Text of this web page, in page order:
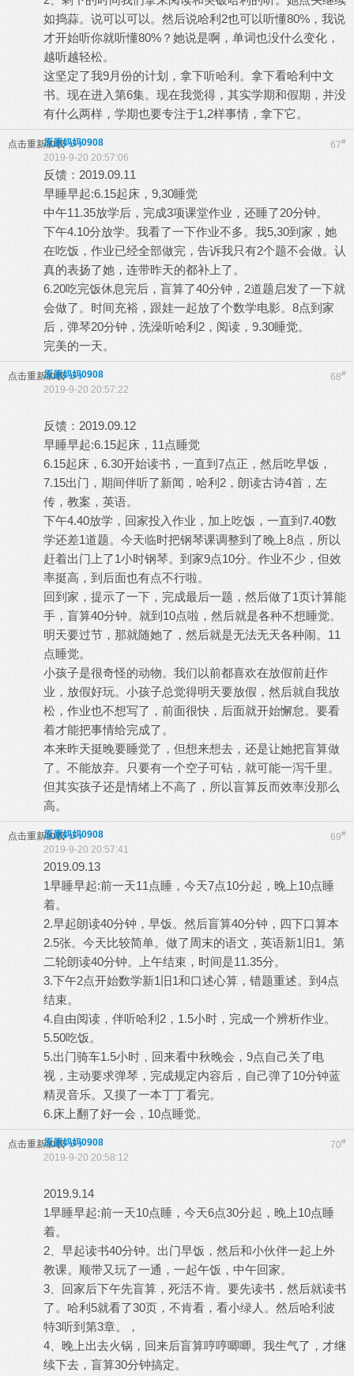
如捣蒜。说可以可以。然后说哈利2也可以听懂80%，我说
才开始听你就听懂80%？她说是啊，单词也没什么变化，
越听越轻松。
这坚定了我9月份的计划，拿下听哈利。拿下看哈利中文
书。现在进入第6集。现在我觉得，其实学期和假期，并没
有什么两样，学期也要专注于1,2样事情，拿下它。
点击重新加载 67#
原原妈妈0908
2019-9-20 20:57:06
反馈：2019.09.11
早睡早起:6.15起床，9,30睡觉
中午11.35放学后，完成3项课堂作业，还睡了20分钟。
下午4.10分放学。我看了一下作业不多。我5,30到家，她
在吃饭，作业已经全部做完，告诉我只有2个题不会做。认
真的表扬了她，连带昨天的都补上了。
6.20吃完饭休息完后，盲算了40分钟，2道题启发了一下就
会做了。时间充裕，跟娃一起放了个数学电影。8点到家
后，弹琴20分钟，洗澡听哈利2，阅读，9.30睡觉。
完美的一天。
点击重新加载 68#
原原妈妈0908
2019-9-20 20:57:22
反馈：2019.09.12
早睡早起:6.15起床，11点睡觉
6.15起床，6.30开始读书，一直到7点正，然后吃早饭，
7.15出门，期间伴听了新闻，哈利2，朗读古诗4首，左
传，教案，英语。
下午4.40放学，回家投入作业，加上吃饭，一直到7.40数
学还差1道题。今天临时把钢琴课调整到了晚上8点，所以
赶着出门上了1小时钢琴。到家9点10分。作业不少，但效
率挺高，到后面也有点不行啦。
回到家，提示了一下，完成最后一题，然后做了1页计算能
手，盲算40分钟。就到10点啦，然后就是各种不想睡觉。
明天要过节，那就随她了，然后就是无法无天各种闹。11
点睡觉。
小孩子是很奇怪的动物。我们以前都喜欢在放假前赶作
业，放假好玩。小孩子总觉得明天要放假，然后就自我放
松，作业也不想写了，前面很快，后面就开始懈怠。要看
着才能把事情给完成了。
本来昨天挺晚要睡觉了，但想来想去，还是让她把盲算做
了。不能放弃。只要有一个空子可钻，就可能一泻千里。
但其实孩子还是情绪上不高了，所以盲算反而效率没那么
高。
点击重新加载 69#
原原妈妈0908
2019-9-20 20:57:41
2019.09.13
1早睡早起:前一天11点睡，今天7点10分起，晚上10点睡
着。
2.早起朗读40分钟，早饭。然后盲算40分钟，四下口算本
2.5张。今天比较简单。做了周末的语文，英语新1旧1。第
二轮朗读40分钟。上午结束，时间是11.35分。
3.下午2点开始数学新1旧1和口述心算，错题重述。到4点
结束。
4.自由阅读，伴听哈利2，1.5小时，完成一个辨析作业。
5.50吃饭。
5.出门骑车1.5小时，回来看中秋晚会，9点自己关了电
视，主动要求弹琴，完成规定内容后，自己弹了10分钟蓝
精灵音乐。又摸了一本丁丁看完。
6.床上翻了好一会，10点睡觉。
点击重新加载 70#
原原妈妈0908
2019-9-20 20:58:12
2019.9.14
1早睡早起:前一天10点睡，今天6点30分起，晚上10点睡
着。
2、早起读书40分钟。出门早饭，然后和小伙伴一起上外
教课。顺带又玩了一通，一起午饭，中午回家。
3、回家后下午先盲算，死活不肯。要先读书，然后就读书
了。哈利5就看了30页，不肯看，看小绿人。然后哈利波
特3听到第3章。，
4、晚上出去火锅，回来后盲算哼哼唧唧。我生气了，才继
续下去，盲算30分钟搞定。